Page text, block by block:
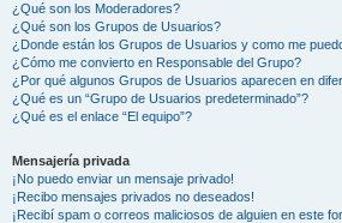
¿Qué son los Moderadores?
¿Qué son los Grupos de Usuarios?
¿Donde están los Grupos de Usuarios y como me
¿Cómo me convierto en Responsable del Grupo?
¿Por qué algunos Grupos de Usuarios aparecen en
¿Qué es un “Grupo de Usuarios predeterminado”?
¿Qué es el enlace “El equipo”?
Mensajería privada
¡No puedo enviar un mensaje privado!
¡Recibo mensajes privados no deseados!
¡Recibí spam o correos maliciosos de alguien en este